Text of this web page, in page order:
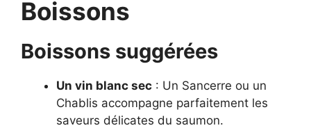
Boissons
Boissons suggérées
Un vin blanc sec : Un Sancerre ou un
Chablis accompagne parfaitement les
saveurs délicates du saumon.